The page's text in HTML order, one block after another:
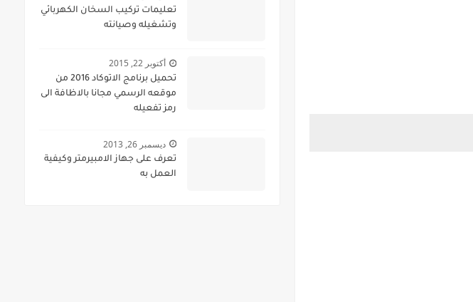
تعليمات تركيب السخان الكهربائي
وتشغيله وصيانته
أكتوبر 22, 2015
تحميل برنامج الاتوكاد 2016 من
موقعه الرسمي مجانا بالاظافة الى
رمز تفعيله
ديسمبر 26, 2013
تعرف على جهاز الامبيرمتر وكيفية
العمل به